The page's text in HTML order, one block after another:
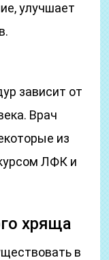
улучшает
зависит от
Врач
из
ЛФК и
хряща
в